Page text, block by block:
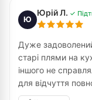
Ю
Юрій Л. ✓
Дуже
старі плями на
іншого не
для відчуття